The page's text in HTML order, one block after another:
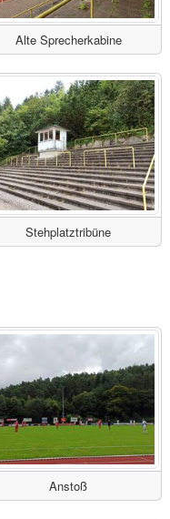
Alte Sprecherkabine
Stehplatztribüne
Anstoß